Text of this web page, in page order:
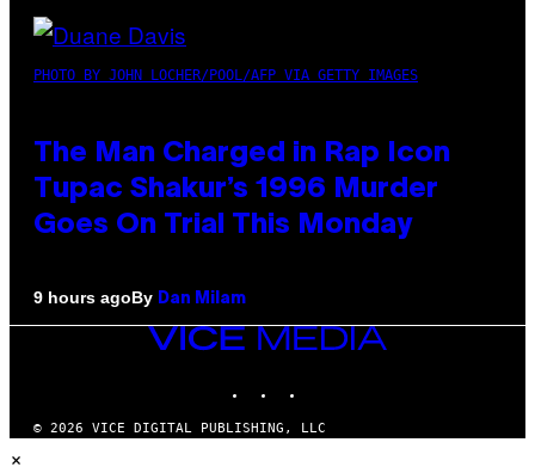
PHOTO BY JOHN LOCHER/POOL/AFP VIA GETTY IMAGES
The Man Charged in Rap Icon
Tupac Shakur’s 1996 Murder
Goes On Trial This Monday
9 hours agoBy Dan Milam
VICE
MEDIA
© 2026 VICE DIGITAL PUBLISHING, LLC
×